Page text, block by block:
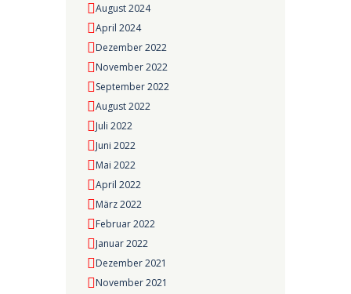
August 2024
April 2024
Dezember 2022
November 2022
September 2022
August 2022
Juli 2022
Juni 2022
Mai 2022
April 2022
März 2022
Februar 2022
Januar 2022
Dezember 2021
November 2021